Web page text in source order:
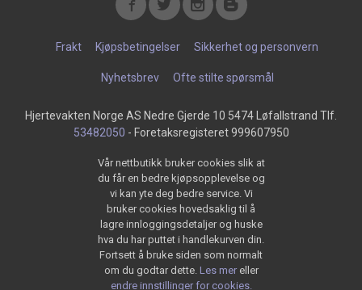
Frakt Kjøpsbetingelser Sikkerhet og personvern
Nyhetsbrev Ofte stilte spørsmål
Hjertevakten Norge AS Nedre Gjerde 10 5474 Løfallstrand Tlf.
53482050 - Foretaksregisteret 999607950
Vår nettbutikk bruker cookies slik at
du får en bedre kjøpsopplevelse og
vi kan yte deg bedre service. Vi
bruker cookies hovedsaklig til å
lagre innloggingsdetaljer og huske
hva du har puttet i handlekurven din.
Fortsett å bruke siden som normalt
om du godtar dette. Les mer eller
endre innstillinger for cookies.